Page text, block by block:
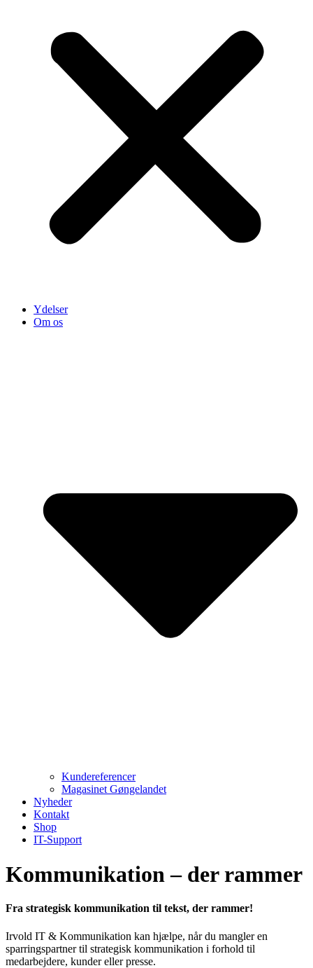
Ydelser
Om os
Kundereferencer
Magasinet Gøngelandet
Nyheder
Kontakt
Shop
IT-Support
Kommunikation – der rammer
Fra strategisk kommunikation til tekst, der rammer!
Irvold IT & Kommunikation kan hjælpe, når du mangler en
sparringspartner til strategisk kommunikation i forhold til
medarbejdere, kunder eller presse.